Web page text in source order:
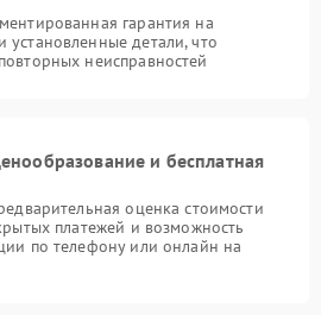
гарантия на
детали, что
неисправностей
и бесплатная
оценка стоимости
платежей и возможность
по телефону или онлайн на